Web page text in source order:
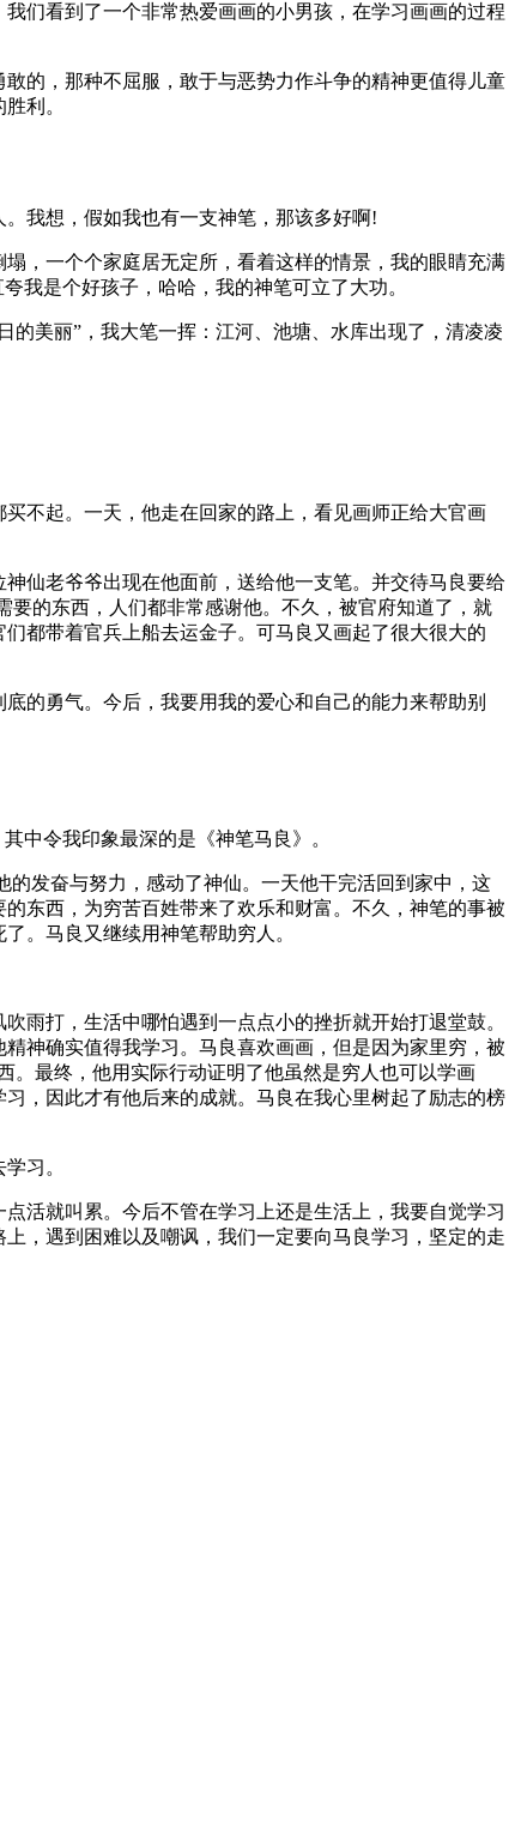
们看到了一个非常热爱画画的小男孩，在学习画画的过程
的，那种不屈服，敢于与恶势力作斗争的精神更值得儿童
利。
我想，假如我也有一支神笔，那该多好啊!
，一个个家庭居无定所，看着这样的情景，我的眼睛充满
我是个好孩子，哈哈，我的神笔可立了大功。
美丽”，我大笔一挥：江河、池塘、水库出现了，清凌凌
不起。一天，他走在回家的路上，看见画师正给大官画
仙老爷爷出现在他面前，送给他一支笔。并交待马良要给
的东西，人们都非常感谢他。不久，被官府知道了，就
都带着官兵上船去运金子。可马良又画起了很大很大的
的勇气。今后，我要用我的爱心和自己的能力来帮助别
中令我印象最深的是《神笔马良》。
发奋与努力，感动了神仙。一天他干完活回到家中，这
东西，为穷苦百姓带来了欢乐和财富。不久，神笔的事被
。马良又继续用神笔帮助穷人。
雨打，生活中哪怕遇到一点点小的挫折就开始打退堂鼓。
神确实值得我学习。马良喜欢画画，但是因为家里穷，被
。最终，他用实际行动证明了他虽然是穷人也可以学画
，因此才有他后来的成就。马良在我心里树起了励志的榜
习。
活就叫累。今后不管在学习上还是生活上，我要自觉学习
，遇到困难以及嘲讽，我们一定要向马良学习，坚定的走